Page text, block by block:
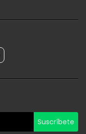
Suscríbete